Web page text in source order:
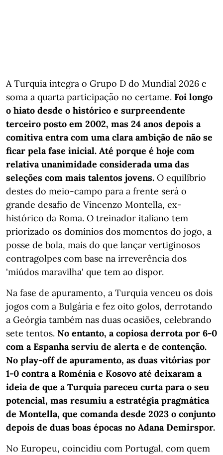
A Turquia integra o Grupo D do Mundial 2026 e
soma a quarta participação no certame. Foi longo
o hiato desde o histórico e surpreendente
terceiro posto em 2002, mas 24 anos depois a
comitiva entra com uma clara ambição de não se
ficar pela fase inicial. Até porque é hoje com
relativa unanimidade considerada uma das
seleções com mais talentos jovens. O equilíbrio
destes do meio-campo para a frente será o
grande desafio de Vincenzo Montella, ex-
histórico da Roma. O treinador italiano tem
priorizado os domínios dos momentos do jogo, a
posse de bola, mais do que lançar vertiginosos
contragolpes com base na irreverência dos
'miúdos maravilha' que tem ao dispor.
Na fase de apuramento, a Turquia venceu os dois
jogos com a Bulgária e fez oito golos, derrotando
a Geórgia também nas duas ocasiões, celebrando
sete tentos. No entanto, a copiosa derrota por 6-0
com a Espanha serviu de alerta e de contenção.
No play-off de apuramento, as duas vitórias por
1-0 contra a Roménia e Kosovo até deixaram a
ideia de que a Turquia pareceu curta para o seu
potencial, mas resumiu a estratégia pragmática
de Montella, que comanda desde 2023 o conjunto
depois de duas boas épocas no Adana Demirspor.
No Europeu, coincidiu com Portugal, com quem